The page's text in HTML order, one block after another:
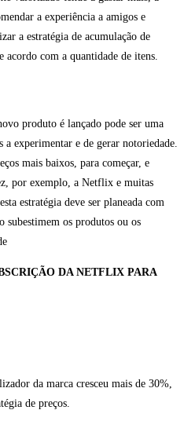
a experiência a amigos e
a estratégia de acumulação de
acordo com a quantidade de itens.
produto é lançado pode ser uma
experimentar e de gerar notoriedade.
mais baixos, para começar, e
por exemplo, a Netflix e muitas
estratégia deve ser planeada com
subestimem os produtos ou os
DA NETFLIX PARA
da marca cresceu mais de 30%,
de preços.